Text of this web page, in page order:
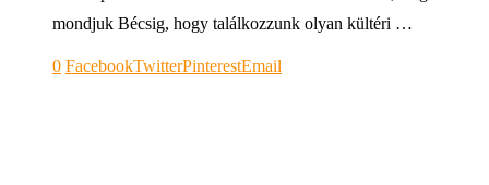
mondjuk Bécsig, hogy találkozzunk olyan kültéri …
0 FacebookTwitterPinterestEmail